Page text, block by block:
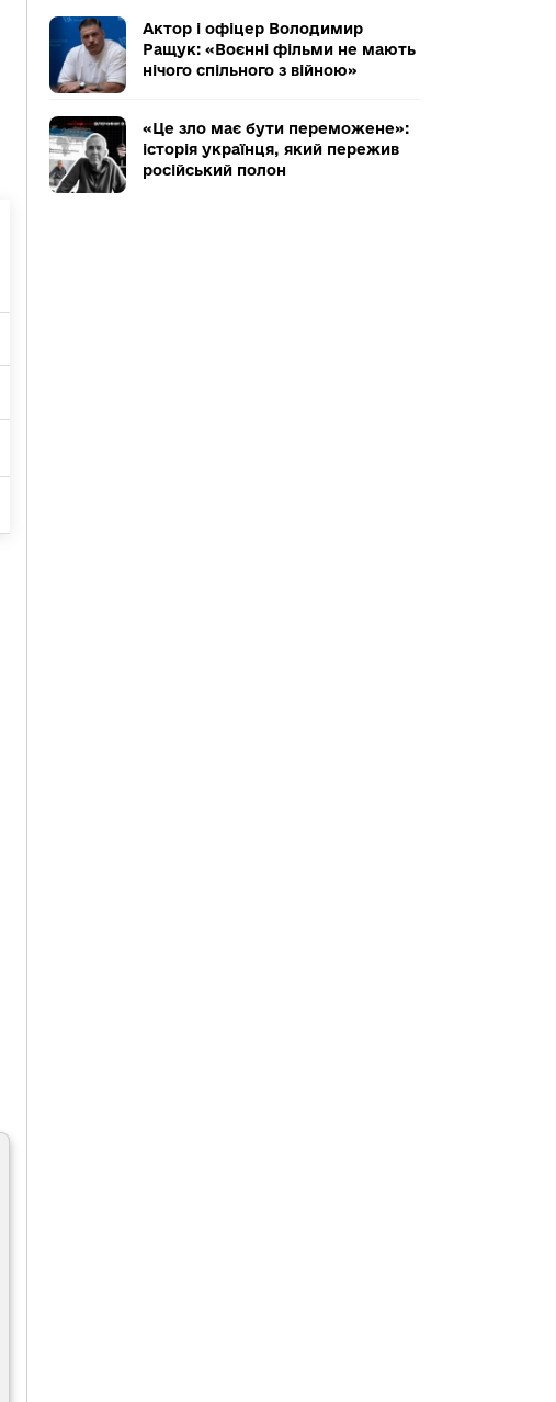
Актор і офіцер Володимир
Ращук: «Воєнні фільми не мають
нічого спільного з війною»
«Це зло має бути переможене»:
історія українця, який пережив
російський полон